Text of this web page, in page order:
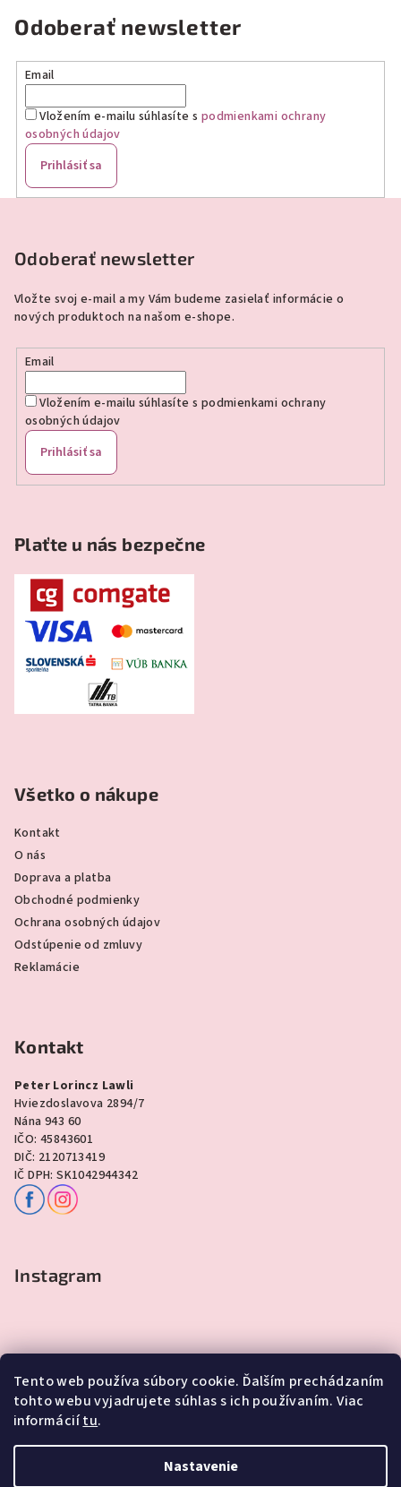
Tento web používa súbory cookie. Ďalším prechádzaním
tohto webu vyjadrujete súhlas s ich používaním. Viac
informáciítu.
Nastavenie
Odoberať newsletter
Email
Vložením e-mailu súhlasíte s podmienkami ochrany
osobných údajov
Prihlásiť sa
Odoberať newsletter
Vložte svoj e-mail a my Vám budeme zasielať informácie o
nových produktoch na našom e-shope.
Email
Vložením e-mailu súhlasíte s podmienkami ochrany
osobných údajov
Prihlásiť sa
Plaťte u nás bezpečne
Všetko o nákupe
Kontakt
O nás
Doprava a platba
Obchodné podmienky
Ochrana osobných údajov
Odstúpenie od zmluvy
Reklamácie
Kontakt
Peter Lorincz Lawli
Hviezdoslavova 2894/7
Nána 943 60
IČO: 45843601
DIČ: 2120713419
IČ DPH: SK1042944342
Instagram
Sledovať na Instagrame